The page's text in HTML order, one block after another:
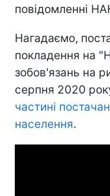
повідомленні
Нагадаємо,
покладення на
зобов'язань на
серпня 2020
частині
населення.